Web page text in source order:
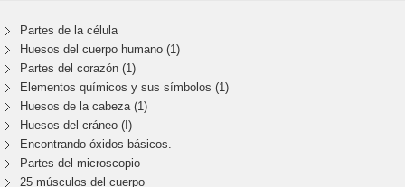
Partes de la célula
Huesos del cuerpo humano (1)
Partes del corazón (1)
Elementos químicos y sus símbolos (1)
Huesos de la cabeza (1)
Huesos del cráneo (I)
Encontrando óxidos básicos.
Partes del microscopio
25 músculos del cuerpo